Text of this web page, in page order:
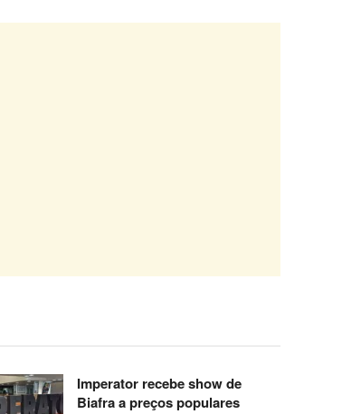
Imperator recebe show de
Biafra a preços populares